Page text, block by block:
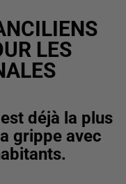
LES
déjà la plus
grippe avec